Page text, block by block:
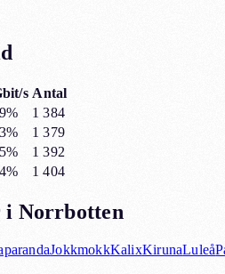
s Antal
1 384
1 379
1 392
1 404
i Norrbotten
JokkmokkKalixKirunaLuleå